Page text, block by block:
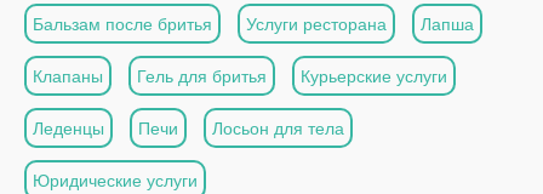
Бальзам после бритья Услуги ресторана Лапша
Клапаны Гель для бритья Курьерские услуги
Леденцы Печи Лосьон для тела
Юридические услуги